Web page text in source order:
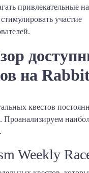
привлекательные
участие
на
квестов
Проанализируем
Weekly